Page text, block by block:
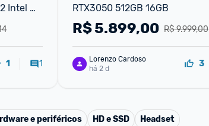
Intel
1 1
RTX3050 512GB 16GB
R$ 9.999,00
R$5.899,00
Lorenzo Cardoso
há 2 d
3
e periféricos HD e SSD Headset